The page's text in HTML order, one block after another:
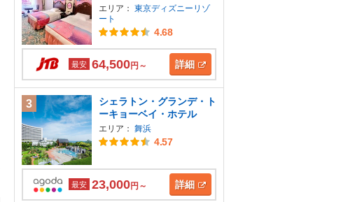
エリア： 東京ディズニーリゾ
ート
4.68
最安 64,500円～ 詳細
3
シェラトン・グランデ・ト
ーキョーベイ・ホテル
エリア： 舞浜
4.57
最安 23,000円～ 詳細